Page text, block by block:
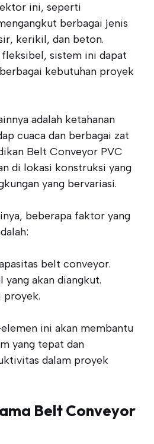
ini, seperti
berbagai jenis
kerikil, dan beton.
fleksibel, sistem ini dapat
kebutuhan proyek
adalah ketahanan
cuaca dan berbagai zat
Belt Conveyor PVC
di lokasi konstruksi yang
yang bervariasi.
beberapa faktor yang
belt conveyor.
yang akan diangkut.
proyek.
ini akan membantu
yang tepat dan
dalam proyek
Belt Conveyor